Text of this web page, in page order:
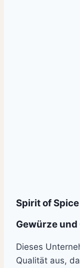
Spirit of
Gewürze
Dieses
Qualität aus,